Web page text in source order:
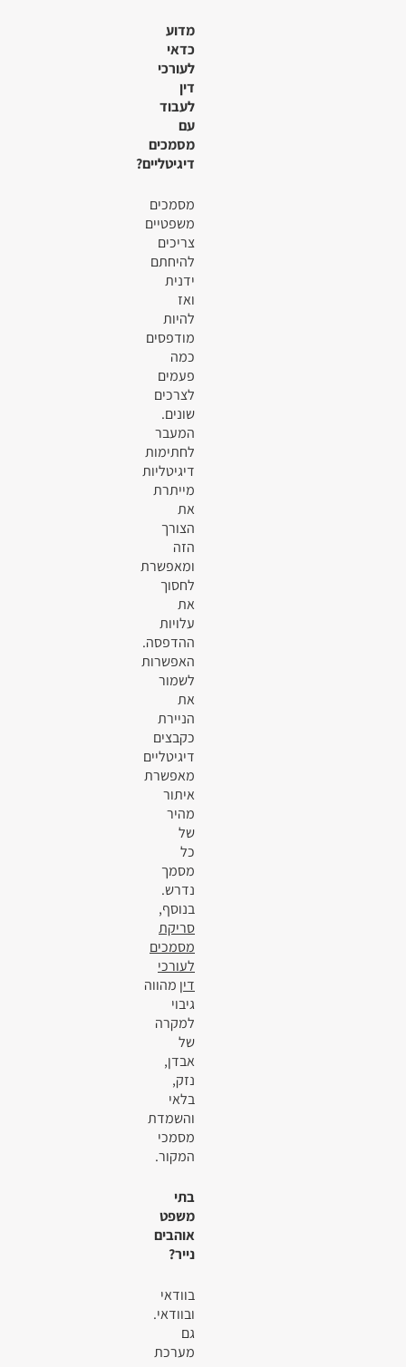
מדוע
כדאי
לעורכי
דין
לעבוד
עם
מסמכים
דיגיטליים?
מסמכים
משפטיים
צריכים
להיחתם
ידנית
ואז
להיות
מודפסים
כמה
פעמים
לצרכים
שונים.
המעבר
לחתימות
דיגיטליות
מייתרת
את
הצורך
הזה
ומאפשרת
לחסוך
את
עלויות
ההדפסה.
האפשרות
לשמור
את
הניירת
כקבצים
דיגיטליים
מאפשרת
איתור
מהיר
של
כל
מסמך
נדרש.
בנוסף,
סריקת
מסמכים
לעורכי
דין מהווה
גיבוי
למקרה
של
אבדן,
נזק,
בלאי
והשמדת
מסמכי
המקור.
בתי
משפט
אוהבים
נייר?
בוודאי
ובוודאי.
גם
מערכת